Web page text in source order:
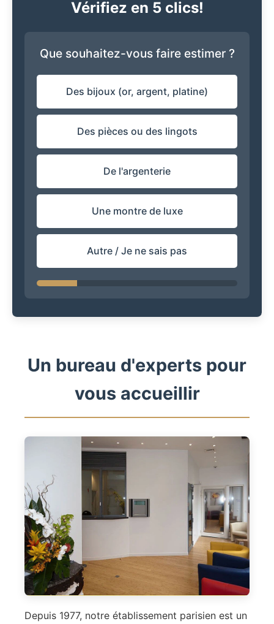
Vérifiez en 5 clics!
Que souhaitez-vous faire estimer ?
Des bijoux (or, argent, platine)
Des pièces ou des lingots
De l'argenterie
Une montre de luxe
Autre / Je ne sais pas
Un bureau d'experts pour
vous accueillir
Depuis 1977, notre établissement parisien est un